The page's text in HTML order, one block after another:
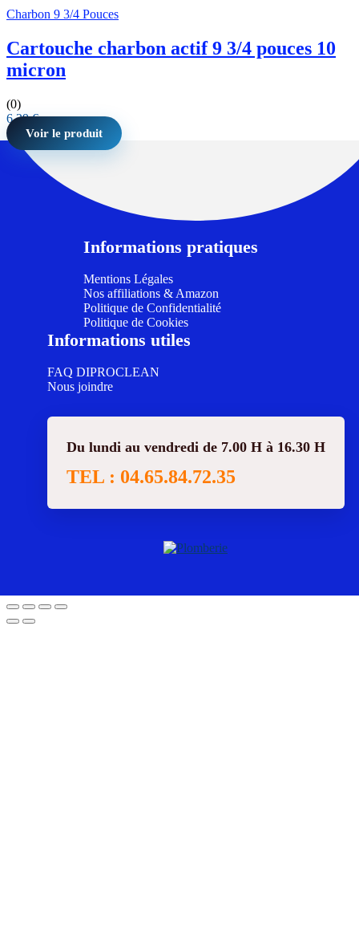
Charbon 9 3/4 Pouces
Cartouche charbon actif 9 3/4 pouces 10
micron
(0)
6,29€
Voir le produit
Informations pratiques
Mentions Légales
Nos affiliations & Amazon
Politique de Confidentialité
Politique de Cookies
Informations utiles
FAQ DIPROCLEAN
Nous joindre
Du lundi au vendredi de 7.00 H à 16.30 H
TEL : 04.65.84.72.35